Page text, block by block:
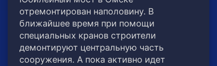
отремонтирован наполовину. В
ближайшее время при помощи
специальных кранов строители
демонтируют центральную часть
сооружения. А пока активно идет